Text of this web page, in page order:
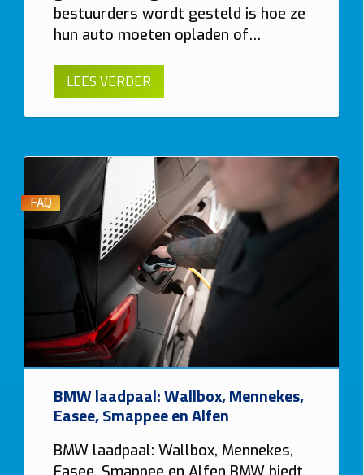
bestuurders wordt gesteld is hoe ze
hun auto moeten opladen of…
LEES VERDER
FAQ
BMW laadpaal: Wallbox, Mennekes,
Easee, Smappee en Alfen
BMW laadpaal: Wallbox, Mennekes,